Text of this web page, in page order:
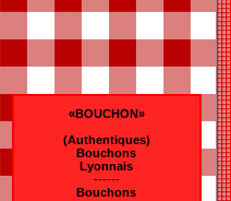
«BOUCHON»
(Authentiques)
Bouchons
Lyonnais
------
Bouchons